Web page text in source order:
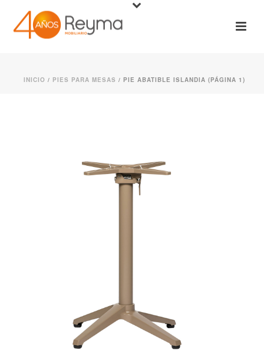
INICIO / PIES PARA MESAS / PIE ABATIBLE ISLANDIA (PÁGINA 1)